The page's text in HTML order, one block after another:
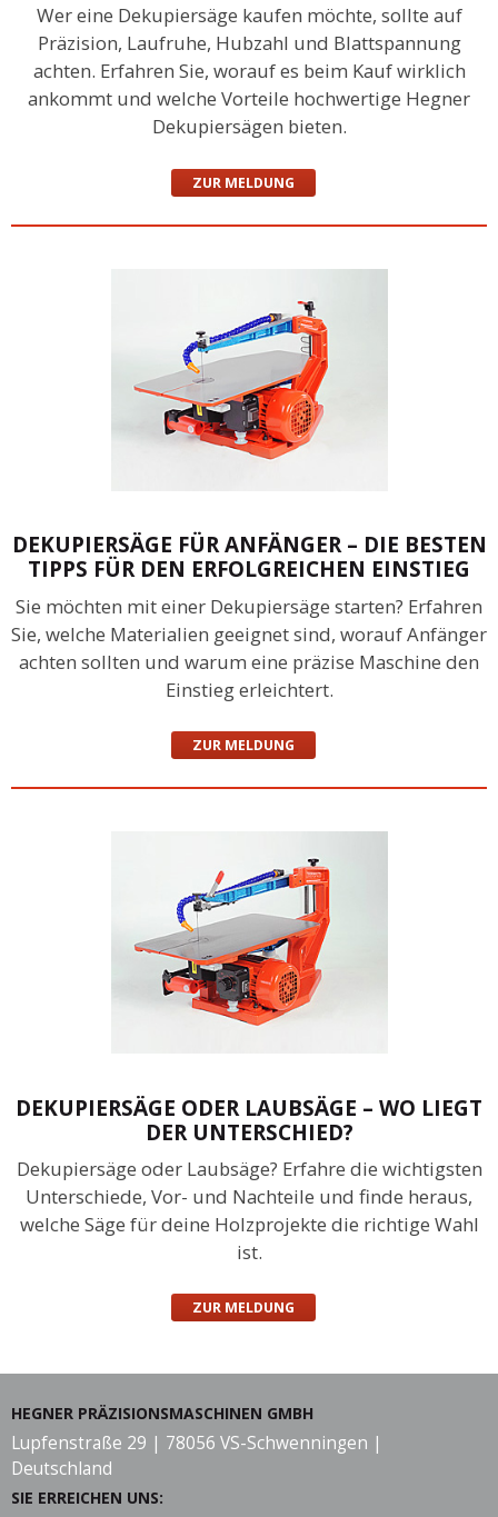
Wer eine Dekupiersäge kaufen möchte, sollte auf
Präzision, Laufruhe, Hubzahl und Blattspannung
achten. Erfahren Sie, worauf es beim Kauf wirklich
ankommt und welche Vorteile hochwertige Hegner
Dekupiersägen bieten.
ZUR MELDUNG
DEKUPIERSÄGE FÜR ANFÄNGER – DIE BESTEN
TIPPS FÜR DEN ERFOLGREICHEN EINSTIEG
Sie möchten mit einer Dekupiersäge starten? Erfahren
Sie, welche Materialien geeignet sind, worauf Anfänger
achten sollten und warum eine präzise Maschine den
Einstieg erleichtert.
ZUR MELDUNG
DEKUPIERSÄGE ODER LAUBSÄGE – WO LIEGT
DER UNTERSCHIED?
Dekupiersäge oder Laubsäge? Erfahre die wichtigsten
Unterschiede, Vor- und Nachteile und finde heraus,
welche Säge für deine Holzprojekte die richtige Wahl
ist.
ZUR MELDUNG
HEGNER PRÄZISIONSMASCHINEN GMBH
Lupfenstraße 29 | 78056 VS-Schwenningen |
Deutschland
SIE ERREICHEN UNS: